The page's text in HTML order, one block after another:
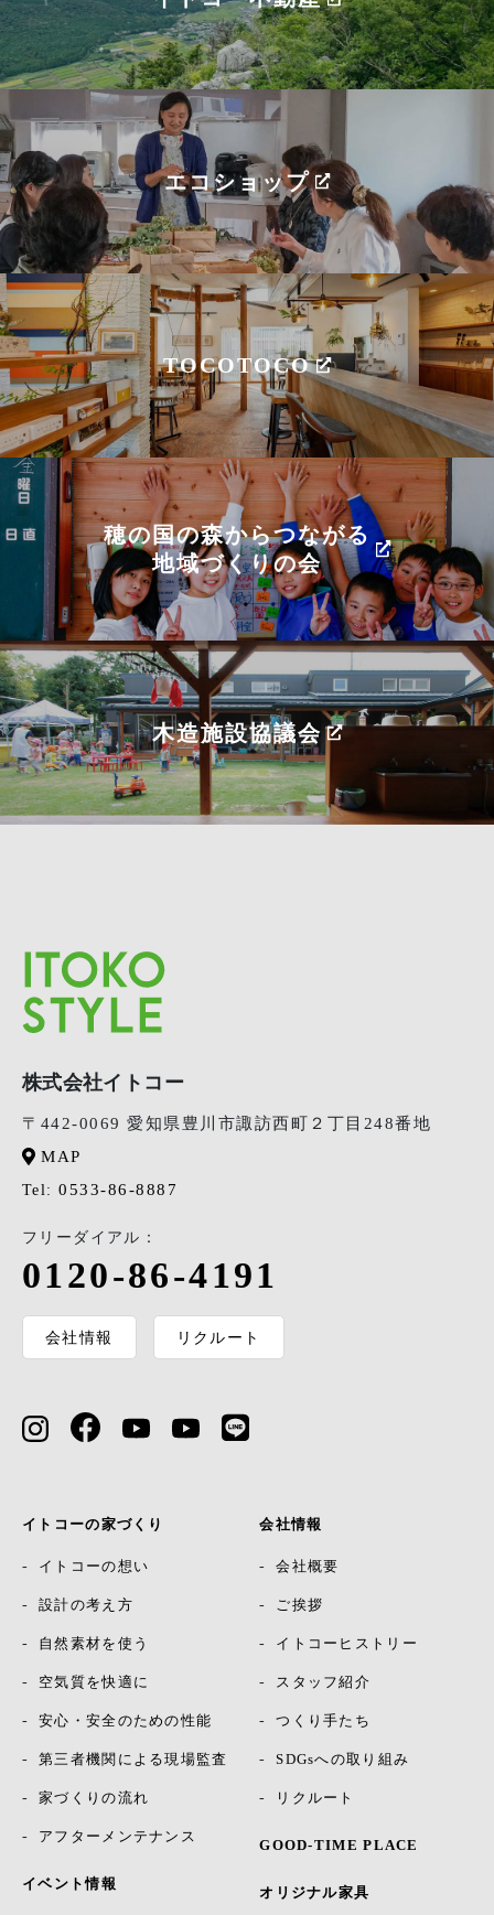
エコショップ
TOCOTOCO
穂の国の森からつながる
地域づくりの会
木造施設協議会
株式会社イトコー
〒442-0069 愛知県豊川市諏訪西町２丁目248番地
MAP
Tel: 0533-86-8887
フリーダイアル：
0120-86-4191
会社情報 リクルート
イトコーの家づくり
イトコーの想い
設計の考え方
自然素材を使う
空気質を快適に
安心・安全のための性能
第三者機関による現場監査
家づくりの流れ
アフターメンテナンス
イベント情報
会社情報
会社概要
ご挨拶
イトコーヒストリー
スタッフ紹介
つくり手たち
SDGsへの取り組み
リクルート
GOOD-TIME PLACE
オリジナル家具